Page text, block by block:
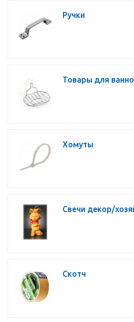
Ручки
Товары для
Хомуты
Свечи декор/
Скотч